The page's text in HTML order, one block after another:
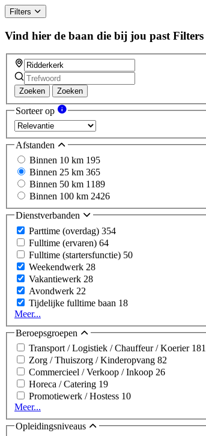
Filters
Vind hier de baan die bij jou past Filters
Zoeken Zoeken
Sorteer op
Afstanden
Binnen 10 km 195
Binnen 25 km 365
Binnen 50 km 1189
Binnen 100 km 2426
Dienstverbanden
Parttime (overdag) 354
Fulltime (ervaren) 64
Fulltime (startersfunctie) 50
Weekendwerk 28
Vakantiewerk 28
Avondwerk 22
Tijdelijke fulltime baan 18
Meer...
Beroepsgroepen
Transport / Logistiek / Chauffeur / Koerier 181
Zorg / Thuiszorg / Kinderopvang 82
Commercieel / Verkoop / Inkoop 26
Horeca / Catering 19
Promotiewerk / Hostess 10
Meer...
Opleidingsniveaus